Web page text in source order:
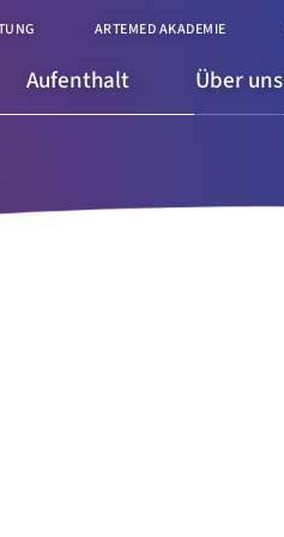
Aufenthalt Über uns
ARTEMED AKADEMIE